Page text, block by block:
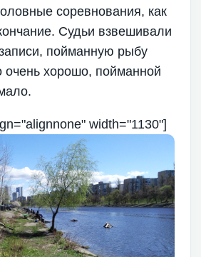
соревнования, как
Судьи взвешивали
пойманную рыбу
очень хорошо, пойманной
width="1130"]